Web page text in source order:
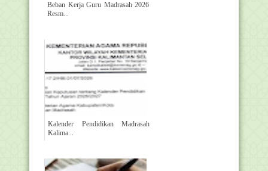
Beban Kerja Guru Madrasah 2026
Resm...
Kalender Pendidikan Madrasah
Kalima...